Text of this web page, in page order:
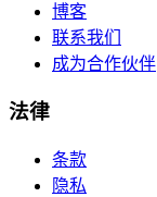
博客
联系我们
成为合作伙伴
法律
条款
隐私